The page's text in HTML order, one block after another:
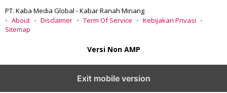
PT. Kaba Media Global - Kabar Ranah Minang
About
Disclaimer Term Of Service
Kebijakan Privasi
Sitemap
Versi Non AMP
Exit mobile version